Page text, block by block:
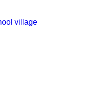
village